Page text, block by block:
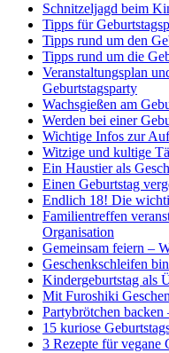
Schnitzeljagd beim
Tipps für
Tipps rund um den
Tipps rund um die
Veranstaltungsplan
Geburtstagsparty
Wachsgießen am
Werden bei einer
Wichtige Infos zur
Witzige und kultige
Ein Haustier als
Einen Geburtstag
Endlich 18! Die
Familientreffen
Organisation
Gemeinsam feiern –
Geschenkschleifen
Kindergeburtstag als
Mit Furoshiki
Partybrötchen backen
15 kuriose
3 Rezepte für vegane